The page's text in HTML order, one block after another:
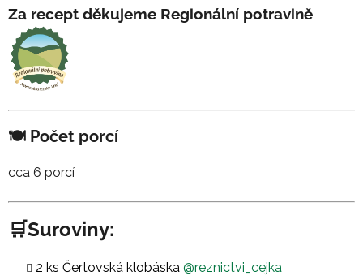
Za recept děkujeme Regionální potravině
🍽 Počet porcí
cca 6 porcí
🛒Suroviny:
2 ks Čertovská klobáska @reznictvi_cejka